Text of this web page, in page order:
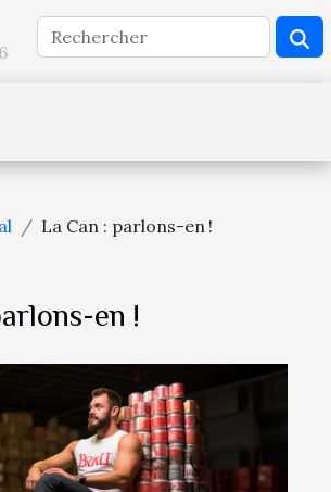
La Can : parlons-en !
en !